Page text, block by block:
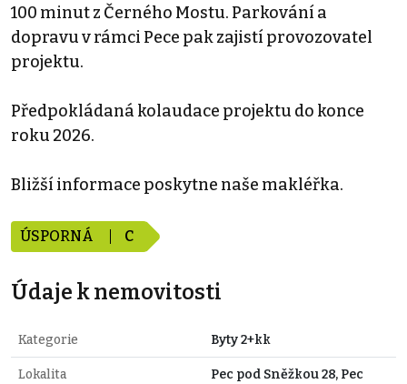
100 minut z Černého Mostu. Parkování a
dopravu v rámci Pece pak zajistí provozovatel
projektu.
Předpokládaná kolaudace projektu do konce
roku 2026.
Bližší informace poskytne naše makléřka.
ÚSPORNÁ C
Údaje k nemovitosti
Kategorie Byty 2+kk
Lokalita
Pec pod Sněžkou 28, Pec